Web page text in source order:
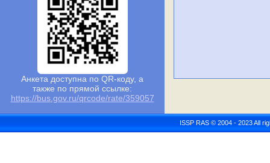
Анкета доступна по QR-коду, а
также по прямой ссылке:
https://bus.gov.ru/qrcode/rate/359057
ISSP RAS © 2004 - 2023 All